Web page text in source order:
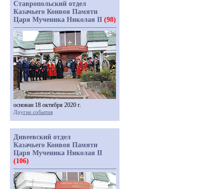
Ставропольский отдел
Казачьего Конвоя Памяти
Царя Мученика Николая II (98)
основан 18 октября 2020 г.
Другие события
Дивеевский отдел
Казачьего Конвоя Памяти
Царя Мученика Николая II
(106)